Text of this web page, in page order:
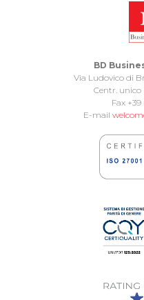
BD
Via Ludovico di
Centr. unico
Fax +39
E-mail